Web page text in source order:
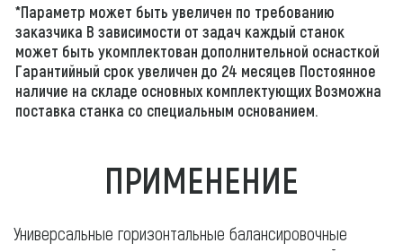
*Параметр может быть увеличен по требованию
заказчика В зависимости от задач каждый станок
может быть укомплектован дополнительной оснасткой
Гарантийный срок увеличен до 24 месяцев Постоянное
наличие на складе основных комплектующих Возможна
поставка станка со специальным основанием.
ПРИМЕНЕНИЕ
Универсальные горизонтальные балансировочные